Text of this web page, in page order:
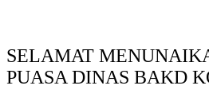
SELAMAT
PUASA DINAS BAKD